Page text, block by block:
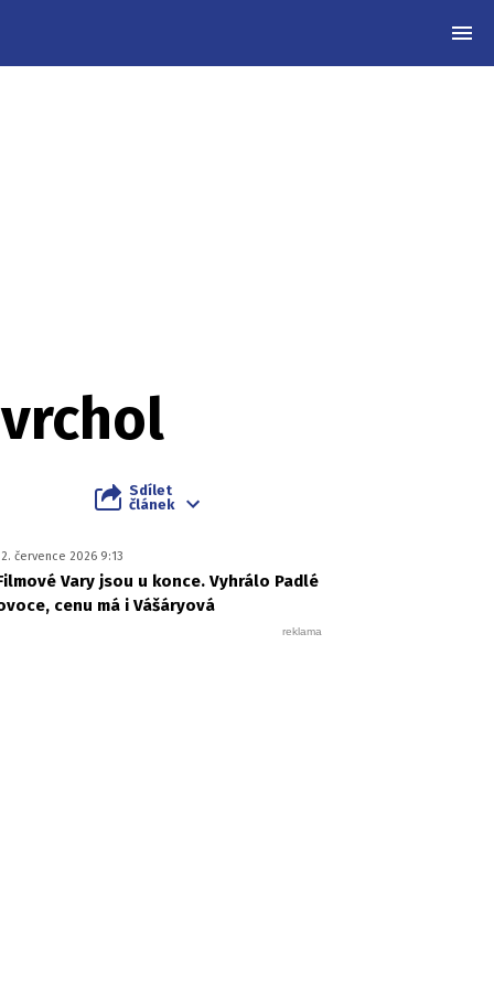
Sdílet
článek
července 2026 9:13
Vary jsou u konce. Vyhrálo Padlé
cenu má i Vášáryová